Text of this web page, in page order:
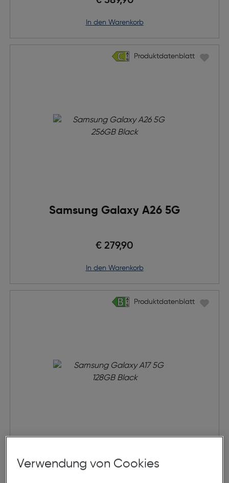
in den Warenkorb
Produktdatenblatt
Samsung Galaxy A26 5G
€ 279,90
Produktdatenblatt
in den Warenkorb
Produktdatenblatt
Samsung Galaxy A17 5G
Produktdatenblatt
Verwendung von Cookies